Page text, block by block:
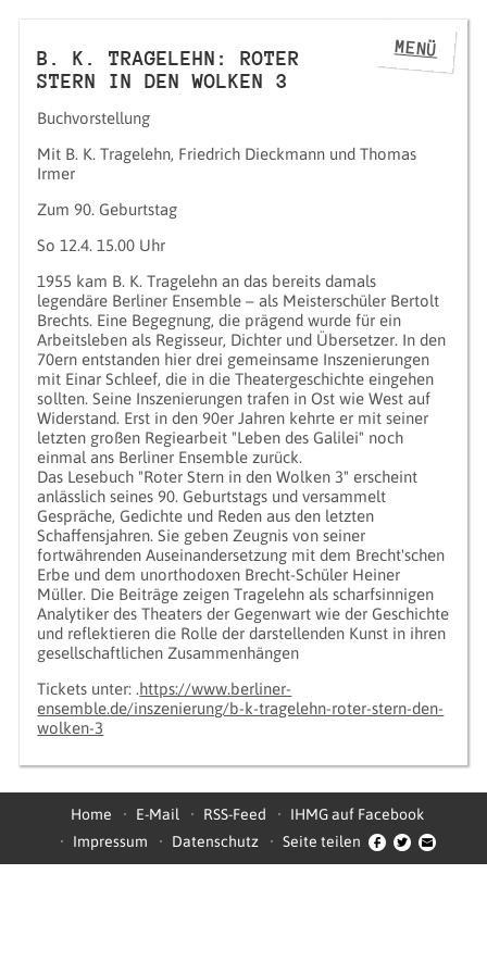
B. K. TRAGELEHN: ROTER
STERN IN DEN WOLKEN 3
Buchvorstellung
Mit B. K. Tragelehn, Friedrich Dieckmann und Thomas
Irmer
Zum 90. Geburtstag
So 12.4. 15.00 Uhr
1955 kam B. K. Tragelehn an das bereits damals
legendäre Berliner Ensemble – als Meisterschüler Bertolt
Brechts. Eine Begegnung, die prägend wurde für ein
Arbeitsleben als Regisseur, Dichter und Übersetzer. In den
70ern entstanden hier drei gemeinsame Inszenierungen
mit Einar Schleef, die in die Theatergeschichte eingehen
sollten. Seine Inszenierungen trafen in Ost wie West auf
Widerstand. Erst in den 90er Jahren kehrte er mit seiner
letzten großen Regiearbeit "Leben des Galilei" noch
einmal ans Berliner Ensemble zurück.
Das Lesebuch "Roter Stern in den Wolken 3" erscheint
anlässlich seines 90. Geburtstags und versammelt
Gespräche, Gedichte und Reden aus den letzten
Schaffensjahren. Sie geben Zeugnis von seiner
fortwährenden Auseinandersetzung mit dem Brecht'schen
Erbe und dem unorthodoxen Brecht-Schüler Heiner
Müller. Die Beiträge zeigen Tragelehn als scharfsinnigen
Analytiker des Theaters der Gegenwart wie der Geschichte
und reflektieren die Rolle der darstellenden Kunst in ihren
gesellschaftlichen Zusammenhängen
Tickets unter: .https://www.berliner-
ensemble.de/inszenierung/b-k-tragelehn-roter-stern-den-
wolken-3
MENÜ
Home E-Mail RSS-Feed
IHMG auf Facebook
Impressum
Datenschutz Seite teilen